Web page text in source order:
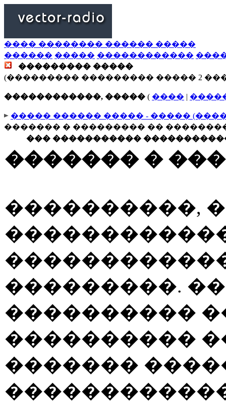
���� �������� ������ �����
������ ����� ������������
��������� �����
(��������� ��������� ����� 2
������������, ����� ( ���� |
����� ������ ����� - �����
������� � ��������� ��
��� �����������
������� �
����������,
���������.
����������
����������
�������